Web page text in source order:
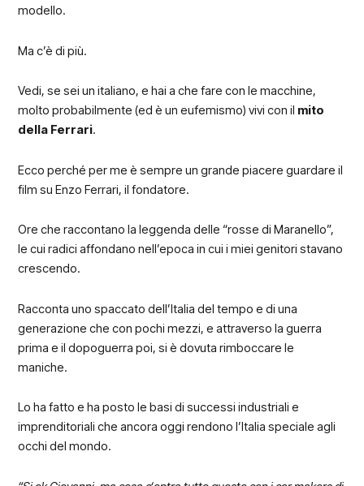
modello.
Ma c’è di più.
Vedi, se sei un italiano, e hai a che fare con le macchine,
molto probabilmente (ed è un eufemismo) vivi con il mito
della Ferrari.
Ecco perché per me è sempre un grande piacere guardare il
film su Enzo Ferrari, il fondatore.
Ore che raccontano la leggenda delle “rosse di Maranello”,
le cui radici affondano nell’epoca in cui i miei genitori stavano
crescendo.
Racconta uno spaccato dell’Italia del tempo e di una
generazione che con pochi mezzi, e attraverso la guerra
prima e il dopoguerra poi, si è dovuta rimboccare le
maniche.
Lo ha fatto e ha posto le basi di successi industriali e
imprenditoriali che ancora oggi rendono l’Italia speciale agli
occhi del mondo.